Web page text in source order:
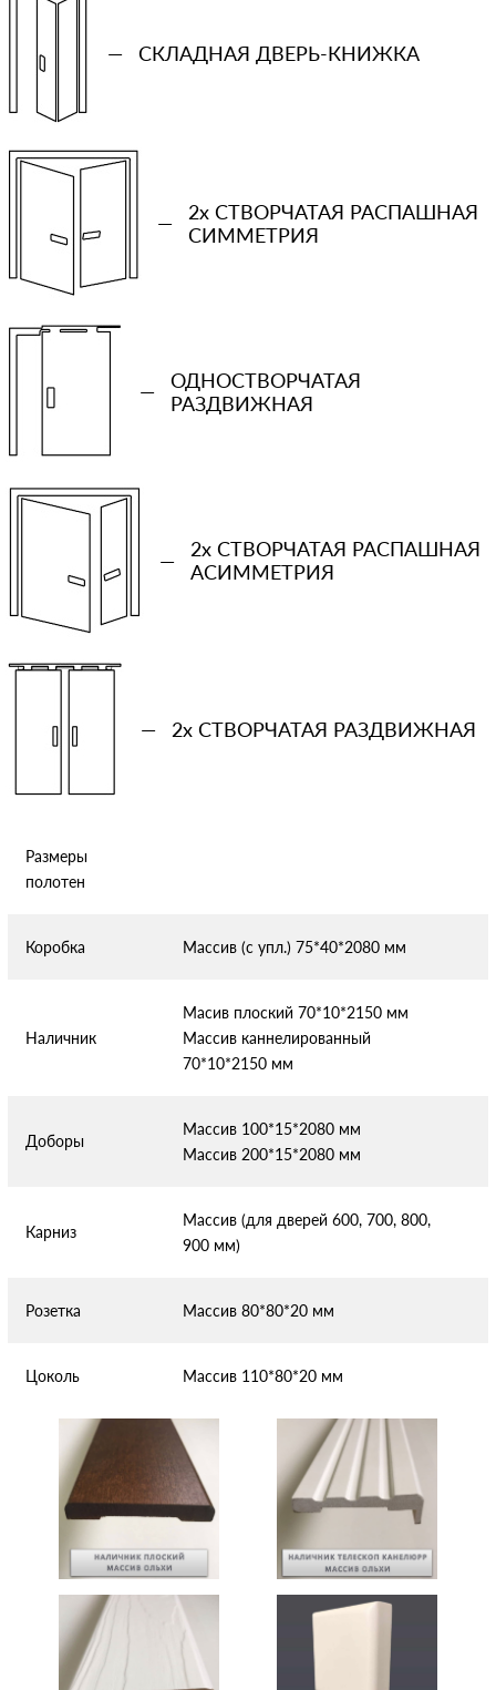
— СКЛАДНАЯ ДВЕРЬ-КНИЖКА
—
2x СТВОРЧАТАЯ РАСПАШНАЯ
СИММЕТРИЯ
—
ОДНОСТВОРЧАТАЯ
РАЗДВИЖНАЯ
—
2x СТВОРЧАТАЯ РАСПАШНАЯ
АСИММЕТРИЯ
— 2x СТВОРЧАТАЯ РАЗДВИЖНАЯ
Размеры
полотен
Коробка Массив (с упл.) 75*40*2080 мм
Наличник
Масив плоский 70*10*2150 мм
Массив каннелированный
70*10*2150 мм
Доборы
Массив 100*15*2080 мм
Массив 200*15*2080 мм
Карниз
Массив (для дверей 600, 700, 800,
900 мм)
Розетка Массив 80*80*20 мм
Цоколь Массив 110*80*20 мм
Количество проемов
Ваша примерная смета на двери
Сообщение
Отправляя форму вы соглашаетесь с условиями
конфиденциальности